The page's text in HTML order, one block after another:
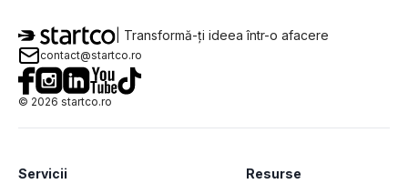
| Transformă-ți ideea într-o afacere
contact@startco.ro
© 2026 startco.ro
Servicii Resurse